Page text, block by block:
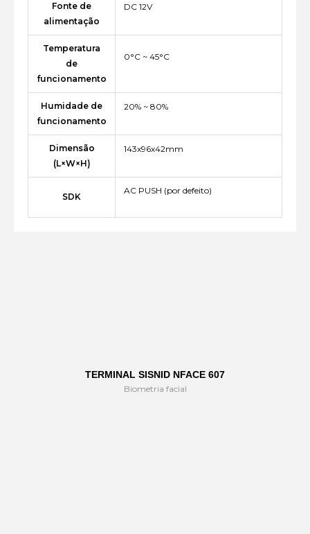
Fonte de
alimentação
DC 12V
Temperatura
de
funcionamento
0°C ~ 45°C
Humidade de
funcionamento
20% ~ 80%
Dimensão
(L×W×H)
143x96x42mm
SDK
AC PUSH (por defeito)
TERMINAL SISNID NFACE 607
Biometria facial